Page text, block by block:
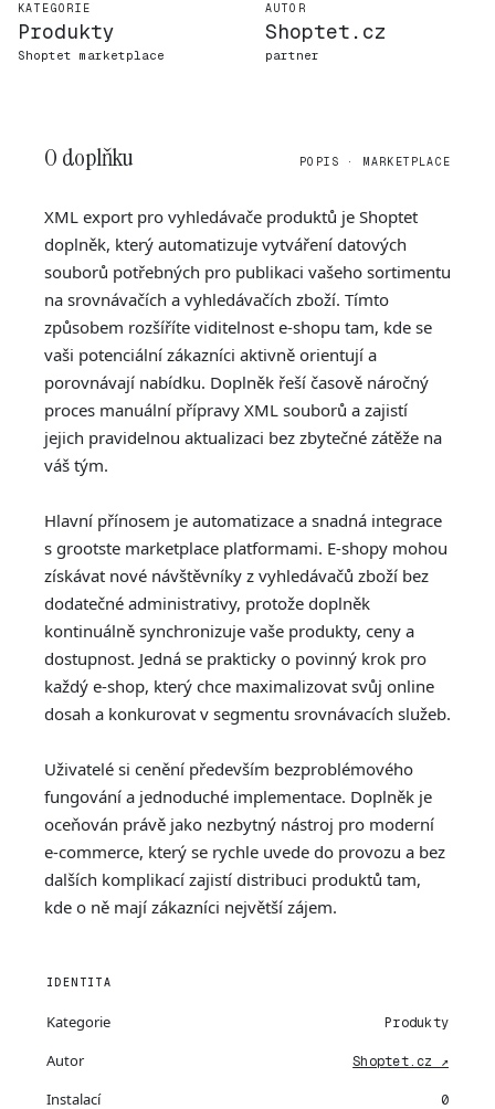
KATEGORIE
Produkty
Shoptet marketplace
AUTOR
Shoptet.cz
partner
O doplňku POPIS · MARKETPLACE
XML export pro vyhledávače produktů je Shoptet
doplněk, který automatizuje vytváření datových
souborů potřebných pro publikaci vašeho sortimentu
na srovnávačích a vyhledávačích zboží. Tímto
způsobem rozšíříte viditelnost e-shopu tam, kde se
vaši potenciální zákazníci aktivně orientují a
porovnávají nabídku. Doplněk řeší časově náročný
proces manuální přípravy XML souborů a zajistí
jejich pravidelnou aktualizaci bez zbytečné zátěže na
váš tým.
Hlavní přínosem je automatizace a snadná integrace
s grootste marketplace platformami. E-shopy mohou
získávat nové návštěvníky z vyhledávačů zboží bez
dodatečné administrativy, protože doplněk
kontinuálně synchronizuje vaše produkty, ceny a
dostupnost. Jedná se prakticky o povinný krok pro
každý e-shop, který chce maximalizovat svůj online
dosah a konkurovat v segmentu srovnávacích služeb.
Uživatelé si cenění především bezproblémového
fungování a jednoduché implementace. Doplněk je
oceňován právě jako nezbytný nástroj pro moderní
e-commerce, který se rychle uvede do provozu a bez
dalších komplikací zajistí distribuci produktů tam,
kde o ně mají zákazníci největší zájem.
IDENTITA
Kategorie Produkty
Autor Shoptet.cz ↗
Instalací 0